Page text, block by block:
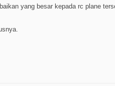
yang besar kepada rc plane